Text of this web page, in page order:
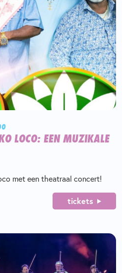
LOCO: EEN MUZIKALE
met een theatraal concert!
tickets